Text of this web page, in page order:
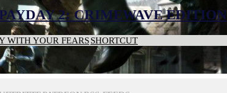
PAYDAY 2: CRIMEWAVE EDITION
WITH YOUR FEARSSHORTCUT